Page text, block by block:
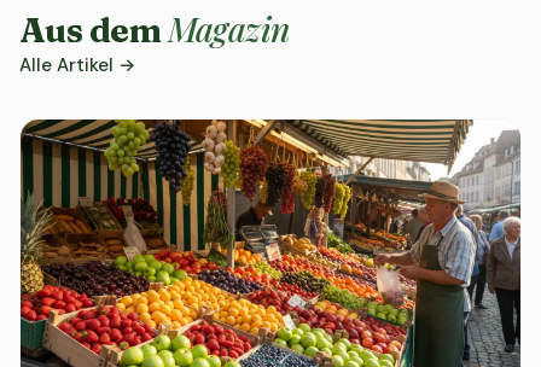
Aus demMagazin
Alle Artikel →